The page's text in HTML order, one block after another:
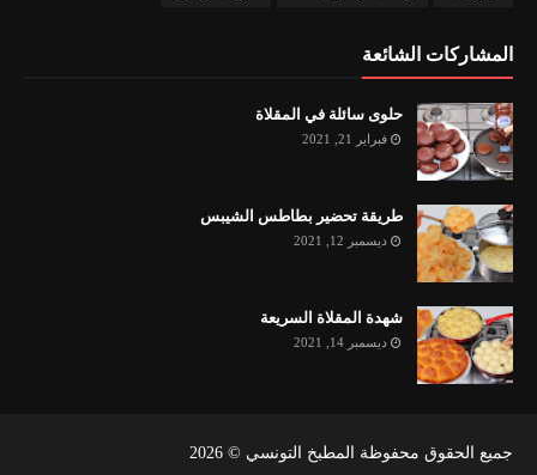
المشاركات الشائعة
حلوى سائلة في المقلاة
فبراير 21, 2021
طريقة تحضير بطاطس الشيبس
ديسمبر 12, 2021
شهدة المقلاة السريعة
ديسمبر 14, 2021
جميع الحقوق محفوظة المطبخ التونسي © 2026